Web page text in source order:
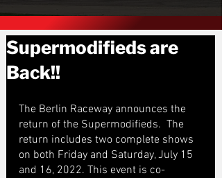
Supermodifieds are
Back!!
The Berlin Raceway announces the
return of the Supermodifieds.  The
return includes two complete shows
on both Friday and Saturday, July 15
and 16, 2022. This event is co-